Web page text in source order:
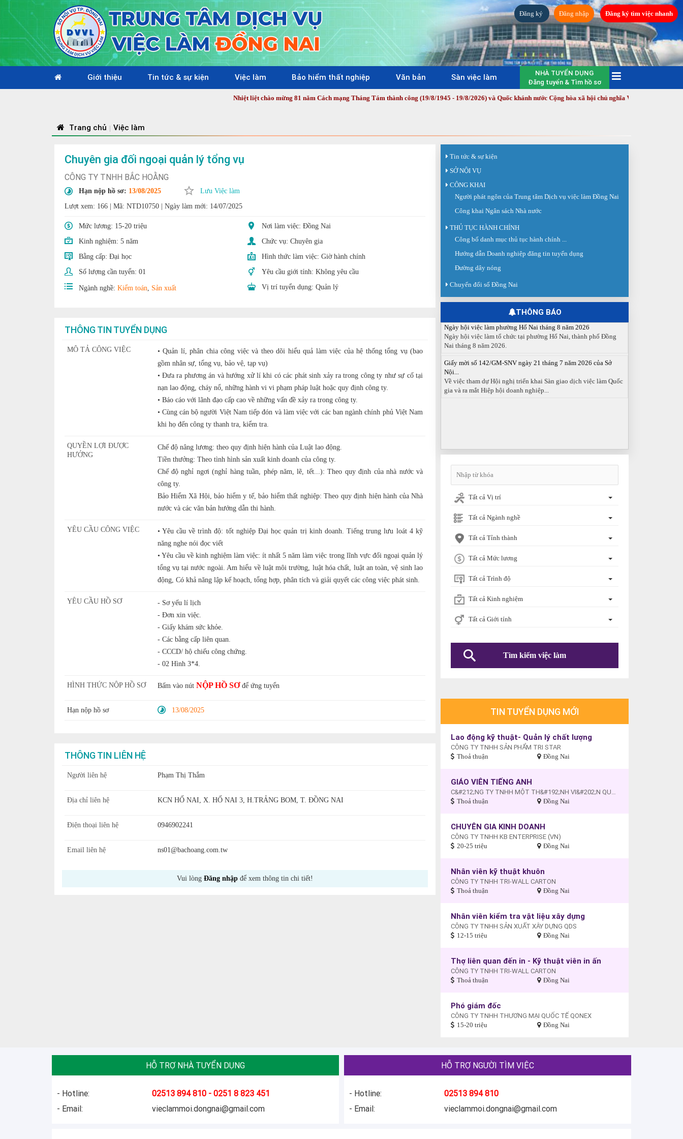
Đăng ký Đăng nhập Đăng ký tìm việc nhanh
Giới thiệu Tin tức & sự kiện Việc làm Bảo hiểm thất nghiệp Văn bản Sàn việc làm
NHÀ TUYỂN DỤNG
Đăng tuyển & Tìm hồ sơ
Nhiệt liệt chào mừng 81 năm Cách mạng Tháng Tám thành công (19/8/1945 - 19/8/2026) và Quốc khánh nước Cộng hòa xã hội chủ nghĩa Việt Nam (2/9/1945 - 2/
Trang chủ | Việc làm
Chuyên gia đối ngoại quản lý tổng vụ
CÔNG TY TNHH BẮC HOẰNG
Hạn nộp hồ sơ: 13/08/2025
Lưu Việc làm
Lượt xem: 166
Mã: NTD10750 Ngày làm mới: 14/07/2025
Mức lương: 15-20 triệu
Nơi làm việc: Đồng Nai
Kinh nghiệm: 5 năm Chức vụ: Chuyên gia
Bằng cấp: Đại học Hình thức làm việc: Giờ hành chính
Số lượng cần tuyển: 01 Yêu cầu giới tính: Không yêu cầu
Ngành nghề: Kiểm toán, Sản xuất Vị trí tuyển dụng: Quản lý
THÔNG TIN TUYỂN DỤNG
MÔ TẢ CÔNG VIỆC
• Quản lí, phân chia công việc và theo dõi hiểu quả làm việc của hệ thống tổng vụ (bao
gồm nhân sự, tổng vụ, bảo vệ, tạp vụ)
• Đưa ra phương án và hướng xử lí khi có các phát sinh xảy ra trong công ty như sự cố tại
nạn lao động, cháy nổ, những hành vi vi phạm pháp luật hoặc quy định công ty.
• Báo cáo với lãnh đạo cấp cao về những vấn đề xảy ra trong công ty.
• Cùng cán bộ người Việt Nam tiếp đón và làm việc với các ban ngành chính phủ Việt Nam
khi họ đến công ty thanh tra, kiểm tra.
QUYỀN LỢI ĐƯỢC
HƯỞNG
Chế độ nâng lương: theo quy định hiện hành của Luật lao động.
Tiền thưởng: Theo tình hình sản xuất kinh doanh của công ty.
Chế độ nghỉ ngơi (nghỉ hàng tuần, phép năm, lẽ, tết...): Theo quy định của nhà nước và
công ty.
Bảo Hiểm Xã Hội, bảo hiểm y tế, bảo hiểm thất nghiệp: Theo quy định hiện hành của Nhà
nước và các văn bản hướng dẫn thi hành.
YÊU CẦU CÔNG VIỆC
• Yêu cầu về trình độ: tốt nghiệp Đại học quản trị kinh doanh. Tiếng trung lưu loát 4 kỹ
năng nghe nói đọc viết
• Yêu cầu về kinh nghiệm làm việc: ít nhất 5 năm làm việc trong lĩnh vực đối ngoại quản lý
tổng vụ tại nước ngoài. Am hiểu về luật môi trường, luật hóa chất, luật an toàn, vệ sinh lao
động, Có khả năng lập kế hoạch, tổng hợp, phân tích và giải quyết các công việc phát sinh.
YÊU CẦU HỒ SƠ
- Sơ yếu lí lịch
- Đơn xin việc.
- Giấy khám sức khỏe.
- Các bằng cấp liên quan.
- CCCD/ hộ chiếu công chứng.
- 02 Hình 3*4.
HÌNH THỨC NỘP HỒ SƠ Bấm vào nút NỘP HỒ SƠđể ứng tuyển
Hạn nộp hồ sơ 13/08/2025
THÔNG TIN LIÊN HỆ
Người liên hệ Phạm Thị Thắm
Địa chỉ liên hệ KCN HỐ NAI, X. HỐ NAI 3, H.TRẢNG BOM, T. ĐỒNG NAI
Điện thoại liên hệ 0946902241
Email liên hệ ns01@bachoang.com.tw
Vui lòng Đăng nhập để xem thông tin chi tiết!
Tin tức & sự kiện
SỞ NỘI VỤ
CÔNG KHAI
Người phát ngôn của Trung tâm Dịch vụ việc làm Đồng Nai
Công khai Ngân sách Nhà nước
THỦ TỤC HÀNH CHÍNH
Công bố danh mục thủ tục hành chính ...
Hướng dẫn Doanh nghiệp đăng tin tuyển dụng
Đường dây nóng
Chuyển đổi số Đồng Nai
THÔNG BÁO
Sàn giao dịch việc làm lần thứ 08 năm 2026: Hơn 4.300 cơ hội...
chức Sàn giao dịch việc làm lần thứ 08...
Báo cáo số 141/BC-TTDVVL của Trung tâm Dịch vụ việc làm
Đồng...
Báo cáo kết quả tổ chức Sàn giao dịch việc làm lần thứ 08/2026
Ngày hội việc làm phường Hố Nai tháng 8 năm 2026
Ngày hội việc làm tổ chức tại phường Hố Nai, thành phố Đồng
Nai tháng 8 năm 2026.
Nội...
Về việc tham dự Hội nghị triển khai Sàn giao dịch việc làm Quốc
gia và ra mắt Hiệp hội doanh nghiệp...
Tất cả Vị trí
Tất cả Ngành nghề
Tất cả Tỉnh thành
Tất cả Mức lương
Tất cả Trình độ
Tất cả Kinh nghiệm
Tất cả Giới tính
TIN TUYỂN DỤNG MỚI
Lao động kỹ thuật- Quản lý chất lượng
CÔNG TY TNHH SẢN PHẨM TRI STAR
Thoả thuận Đồng Nai
GIÁO VIÊN TIẾNG ANH
C&#212;NG TY TNHH MỘT TH&#192;NH VI&#202;N QUỐC TẾ MỸ
Thoả thuận Đồng Nai
CHUYÊN GIA KINH DOANH
CÔNG TY TNHH KB ENTERPRISE (VN)
20-25 triệu Đồng Nai
Nhân viên kỹ thuật khuôn
CÔNG TY TNHH TRI-WALL CARTON
Thoả thuận Đồng Nai
Nhân viên kiểm tra vật liệu xây dựng
CÔNG TY TNHH SẢN XUẤT XÂY DỰNG QDS
12-15 triệu Đồng Nai
Thợ liên quan đến in - Kỹ thuật viên in ấn
CÔNG TY TNHH TRI-WALL CARTON
Thoả thuận Đồng Nai
Phó giám đốc
CÔNG TY TNHH THƯƠNG MẠI QUỐC TẾ QONEX
15-20 triệu Đồng Nai
HỖ TRỢ NHÀ TUYỂN DỤNG
- Hotline:
02513 894 810 - 0251 8 823 451
- Email:
vieclammoi.dongnai@gmail.com
HỖ TRỢ NGƯỜI TÌM VIỆC
- Hotline:
02513 894 810
- Email:
vieclammoi.dongnai@gmail.com